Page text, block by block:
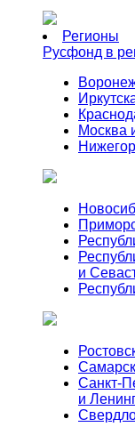
Регионы
Русфонд в
Москва
и
Санкт-
и